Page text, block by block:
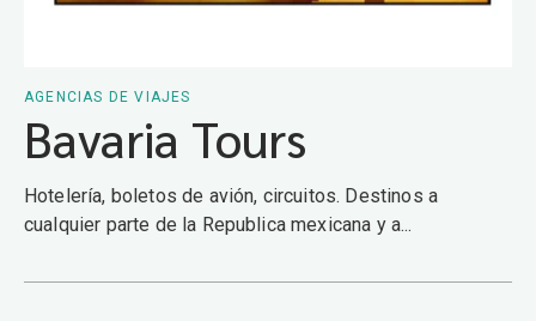
AGENCIAS DE VIAJES
Bavaria Tours
Hotelería, boletos de avión, circuitos. Destinos a
cualquier parte de la Republica mexicana y a...